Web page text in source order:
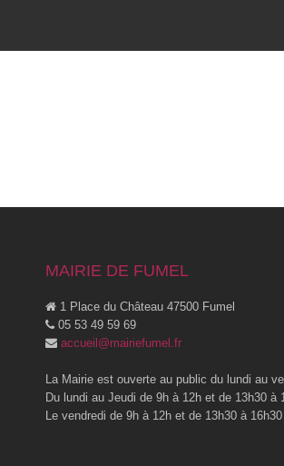
MAIRIE DE FUMEL
1 Place du Château 47500 Fumel
05 53 49 59 69
accueil@mairiefumel.fr
La Mairie est ouverte au public du lundi au
Du lundi au Jeudi de 9h à 12h et de 13h30 à
Le vendredi de 9h à 12h et de 13h30 à 16h30